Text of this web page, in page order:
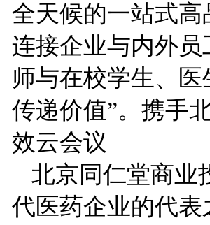
全天候的一站式
连接企业与内外
师与在校学生、
传递价值”。携手
效云会议
北京同仁堂商业
代医药企业的代